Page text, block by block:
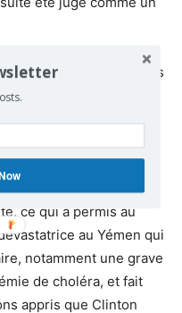
publiés par WikiLeaks
millions de dollars de
des principaux
En tant que
remboursé ses
de 80 milliards de
ce qui a permis au
au Yémen qui
notamment une grave
de choléra, et fait
appris que Clinton